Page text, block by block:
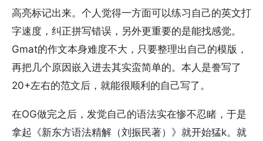
高亮标记出来。个人觉得一方面可以练习自己的英文打
字速度，纠正拼写错误，另外更重要的是能找感觉。
Gmat的作文本身难度不大，只要整理出自己的模版，
再把几个原因嵌入进去其实蛮简单的。本人是誊写了
20+左右的范文后，就能很顺利的自己写了。
在OG做完之后，发觉自己的语法实在惨不忍睹，于是
拿起《新东方语法精解（刘振民著）》就开始猛k。就